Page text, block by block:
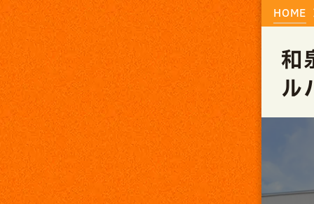
HOME
和
ル